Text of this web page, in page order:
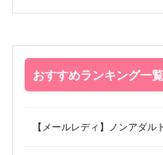
おすすめランキング一覧
【メールレディ】ノンアダ